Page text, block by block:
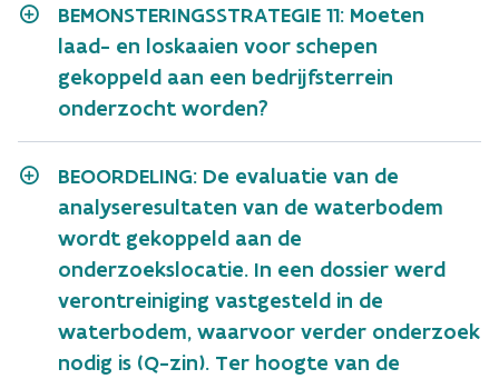
BEMONSTERINGSSTRATEGIE 11: Moeten
laad- en loskaaien voor schepen
gekoppeld aan een bedrijfsterrein
onderzocht worden?
BEOORDELING: De evaluatie van de
analyseresultaten van de waterbodem
wordt gekoppeld aan de
onderzoekslocatie. In een dossier werd
verontreiniging vastgesteld in de
waterbodem, waarvoor verder onderzoek
nodig is (Q-zin). Ter hoogte van de